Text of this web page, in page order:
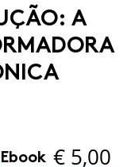
A
Ebook € 5,00